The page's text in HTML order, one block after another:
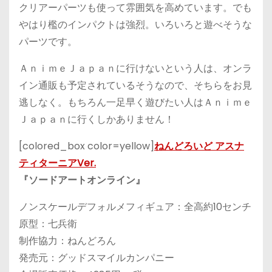
クリアーパーツも使って雰囲気を高めています。でも
やはり檻のインパクトは強烈。いろいろと遊べそうな
パーツです。
ＡｎｉｍｅＪａｐａｎに行けないという人は、オンラ
イン通販も予定されているそうなので、そちらをお見
逃しなく。もちろん一足早く遊びたい人はＡｎｉｍｅ
Ｊａｐａｎに行くしかありません！
[colored_box color=yellow]ねんどろいど アスナ
ティターニアVer.
『ソードアートオンライン』
ノンスケールデフォルメフィギュア：全高約10センチ
原型：七兵衛
制作協力：ねんどろん
発売元：グッドスマイルカンパニー